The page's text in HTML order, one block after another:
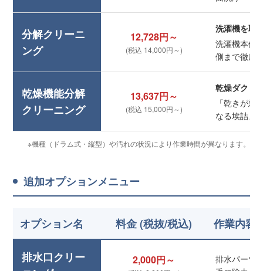
分解クリーニ
ング
12,728円～
(税込 14,000円～)
洗濯機を取
洗濯機本体
側まで徹底
乾燥機能分解
クリーニング
13,637円～
(税込 15,000円～)
乾燥ダクト
「乾きが悪
なる埃詰ま
※機種（ドラム式・縦型）や汚れの状況により作業時間が異なります。
追加オプションメニュー
オプション名 料金 (税抜/税込) 作業内容
排水口クリー
2,000円～
排水パーツ